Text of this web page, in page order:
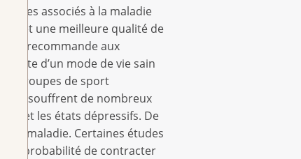
associés à la maladie
et une meilleure qualité de
recommande aux
d’un mode de vie sain
groupes de sport
souffrent de nombreux
et les états dépressifs. De
la maladie. Certaines études
la probabilité de contracter